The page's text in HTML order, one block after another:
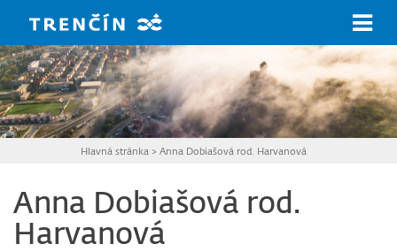
Hlavná stránka > Anna Dobiašová rod. Harvanová
Anna Dobiašová rod.
Harvanová